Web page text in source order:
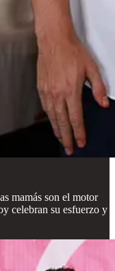
mamás son el motor
celebran su esfuerzo y